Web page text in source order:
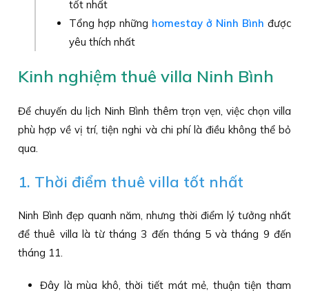
tốt nhất
Tổng hợp những homestay ở Ninh Bình được
yêu thích nhất
Kinh nghiệm thuê villa Ninh Bình
Để chuyến du lịch Ninh Bình thêm trọn vẹn, việc chọn villa
phù hợp về vị trí, tiện nghi và chi phí là điều không thể bỏ
qua.
1. Thời điểm thuê villa tốt nhất
Ninh Bình đẹp quanh năm, nhưng thời điểm lý tưởng nhất
để thuê villa là từ tháng 3 đến tháng 5 và tháng 9 đến
tháng 11.
Đây là mùa khô, thời tiết mát mẻ, thuận tiện tham